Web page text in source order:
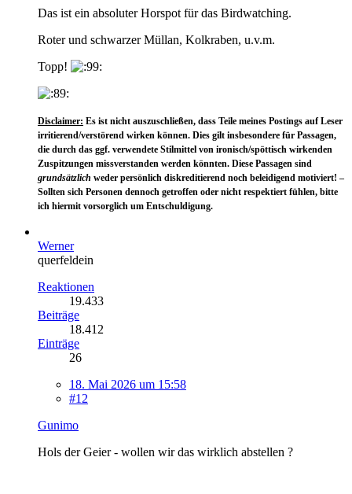
Das ist ein absoluter Horspot für das Birdwatching.
Roter und schwarzer Müllan, Kolkraben, u.v.m.
Topp!
Disclaimer: Es ist nicht auszuschließen, dass Teile meines Postings auf Leser
irritierend/verstörend wirken können. Dies gilt insbesondere für Passagen,
die durch das ggf. verwendete Stilmittel von ironisch/spöttisch wirkenden
Zuspitzungen missverstanden werden könnten. Diese Passagen sind
grundsätzlich weder persönlich diskreditierend noch beleidigend motiviert! –
Sollten sich Personen dennoch getroffen oder nicht respektiert fühlen, bitte
ich hiermit vorsorglich um Entschuldigung.
Werner
querfeldein
Reaktionen
19.433
Beiträge
18.412
Einträge
26
18. Mai 2026 um 15:58
#12
Gunimo
Hols der Geier - wollen wir das wirklich abstellen ?